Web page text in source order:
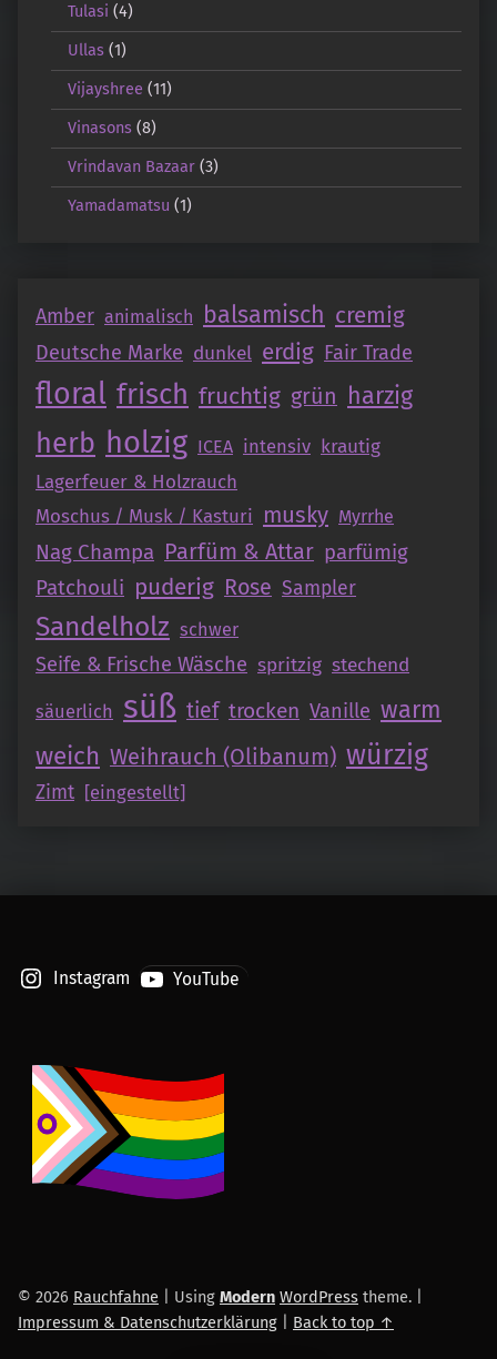
Tulasi (4)
Ullas(1)
Vijayshree (11)
Vinasons(8)
Vrindavan Bazaar(3)
Yamadamatsu (1)
Amber animalisch balsamisch cremig
Deutsche Marke dunkel erdig Fair Trade
floral frisch fruchtig grün harzig
herb holzig ICEA intensiv krautig
Lagerfeuer & Holzrauch
Moschus / Musk / Kasturi musky Myrrhe
Nag Champa Parfüm & Attar parfümig
Patchouli puderig Rose Sampler
Sandelholz schwer
Seife & Frische Wäsche spritzig stechend
säuerlich süß tief trocken Vanille warm
weich Weihrauch (Olibanum) würzig
Zimt [eingestellt]
Instagram YouTube
© 2026 Rauchfahne Using Modern WordPress theme.
Impressum & Datenschutzerklärung
Back to top ↑